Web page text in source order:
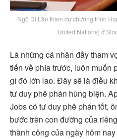
Ngô Di Lân tham dự chương trình
United Nations) ở
Là những cá nhân đầy tham
tiến về phía trước, luôn muốn
gì đó lớn lao. Đây sẽ là điều
tư duy phê phán hùng biện.
Jobs có tư duy phê phán tốt,
bước trên con đường của
thành công của ngày hôm